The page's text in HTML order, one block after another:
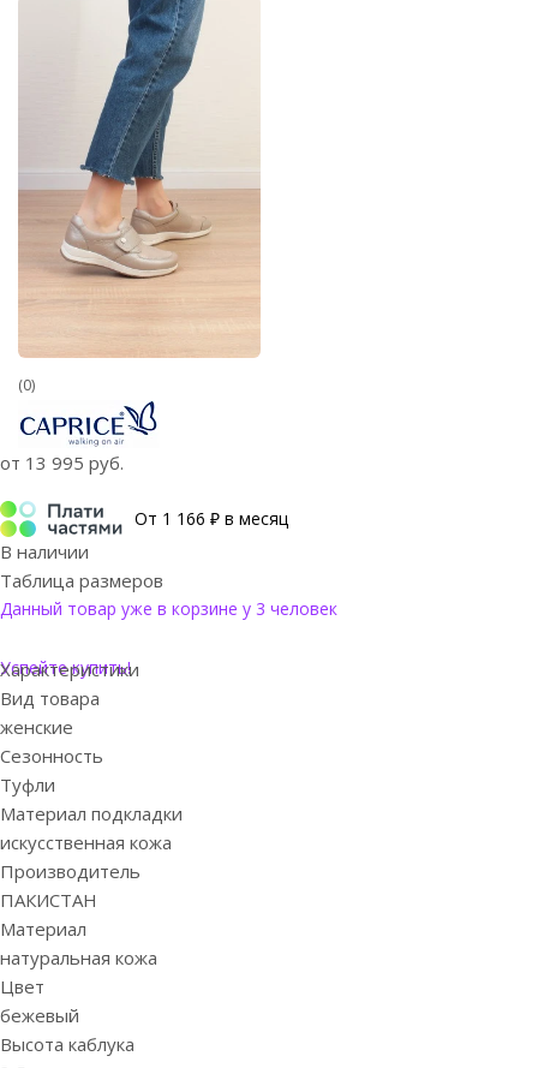
(0)
от 13 995 руб.
От 1 166 ₽ в месяц
В наличии
Таблица размеров
Данный товар уже в корзине у 3 человек
Успейте купить!
Характеристики
Вид товара
женские
Сезонность
Туфли
Материал подкладки
искусственная кожа
Производитель
ПАКИСТАН
Материал
натуральная кожа
Цвет
бежевый
Высота каблука